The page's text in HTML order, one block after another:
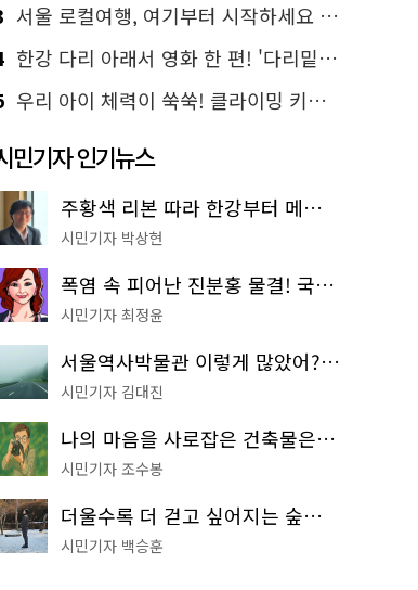
서울 로컬여행, 여기부터 시작하세요 '서울에디션25'
한강 다리 아래서 영화 한 편! '다리밑 영화관' 무료 상영
우리 아이 체력이 쑥쑥! 클라이밍 키즈카페·어린이 체력장
민기자 인기뉴스
주황색 리본 따라 한강부터 메타세쿼이아 숲길까지…서울둘레길 15코스
시민기자 박상현
폭염 속 피어난 진분홍 물결! 국립중앙박물관 배롱나무 명소
시민기자 최정윤
서울역사박물관 이렇게 많았어? 주말마다 한 곳씩 떠나는 역사 산책
시민기자 김대진
나의 마음을 사로잡은 건축물은? '서울시 건축상' 수상작 공개!
시민기자 조수봉
더울수록 더 걷고 싶어지는 숲길! 서울둘레길 '아차산 코스'
시민기자 백승훈